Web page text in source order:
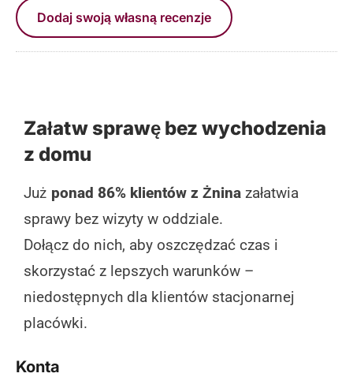
Dodaj swoją własną recenzje
Załatw sprawę bez wychodzenia
z domu
Już ponad 86% klientów z Żnina załatwia
sprawy bez wizyty w oddziale.
Dołącz do nich, aby oszczędzać czas i
skorzystać z lepszych warunków –
niedostępnych dla klientów stacjonarnej
placówki.
Konta